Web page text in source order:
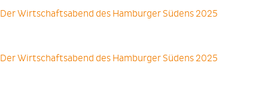
Der Wirtschaftsabend des Hamburger Südens 2025
Der Wirtschaftsabend des Hamburger Südens 2025